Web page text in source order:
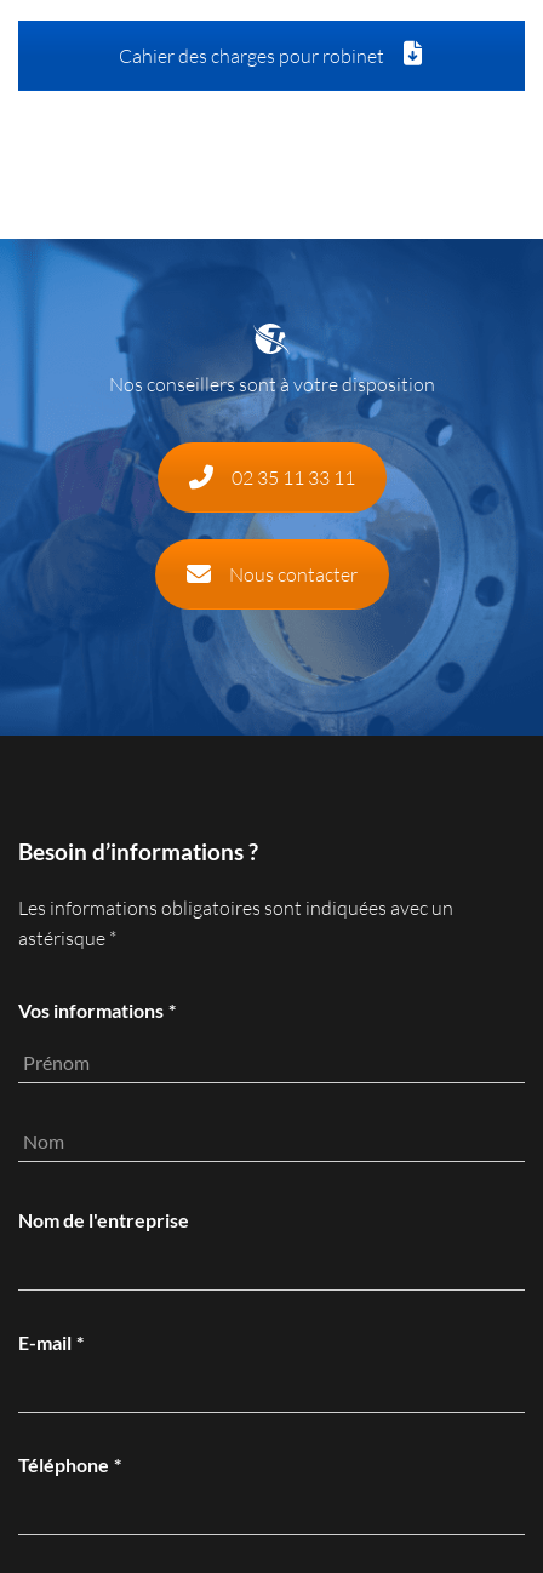
Cahier des charges pour robinet
Nos conseillers sont à votre disposition
02 35 11 33 11
Nous contacter
Besoin d’informations ?
Les informations obligatoires sont indiquées avec un
astérisque *
Vos informations *
Nom de l'entreprise
E-mail *
Téléphone *